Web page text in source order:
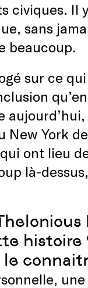
civiques. Il
sans
beaucoup.
sur ce
New York
ont lieu
là-